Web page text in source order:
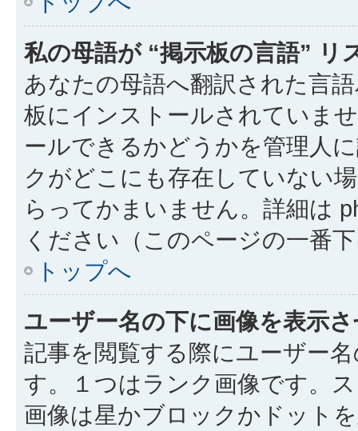
私の母語が “掲示板の言語” リ
あなたの母語へ翻訳された言
板にインストールされていま
ールできるかどうかを管理人
クがどこにも存在していない
らってかまいません。詳細は
ください（このページの一番
トップへ
ユーザー名の下に画像を表示
記事を閲覧する際にユーザー
す。１つはランク画像です。
画像は星かブロックかドット